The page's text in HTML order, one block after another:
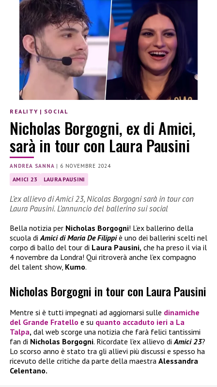
REALITY | SOCIAL
Nicholas Borgogni, ex di Amici,
sarà in tour con Laura Pausini
ANDREA SANNA | 6 NOVEMBRE 2024
AMICI 23 LAURA PAUSINI
L’ex allievo di Amici 23, Nicolas Borgogni sarà in tour con
Laura Pausini. L’annuncio del ballerino sui social
Bella notizia per Nicholas Borgogni! L’ex ballerino della
scuola di Amici di Maria De Filippiè uno dei ballerini scelti nel
corpo di ballo del tour di Laura Pausini, che ha preso il via il
4 novembre da Londra! Qui ritroverà anche l’ex compagno
del talent show, Kumo.
Nicholas Borgogni in tour con Laura Pausini
Mentre si è tutti impegnati ad aggiornarsi sulle dinamiche
del Grande Fratello e su quanto accaduto ieri a La
Talpa, dal web scorge una notizia che farà felici tantissimi
fan di Nicholas Borgogni. Ricordate l’ex allievo diAmici 23?
Lo scorso anno è stato tra gli allievi più discussi e spesso ha
ricevuto delle critiche da parte della maestra Alessandra
Celentano.